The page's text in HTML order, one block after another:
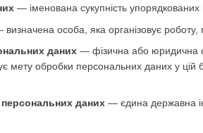
— іменована сукупність
особа, яка організовує роботу,
даних — фізична або юридична
мету обробки персональних даних у
даних — єдина державна